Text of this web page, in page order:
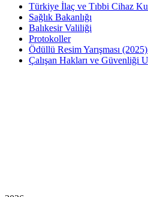
Türkiye İlaç ve Tıbbi Cihaz
Sağlık Bakanlığı
Balıkesir Valiliği
Protokoller
Ödüllü Resim Yarışması
Çalışan Hakları ve Güvenliği